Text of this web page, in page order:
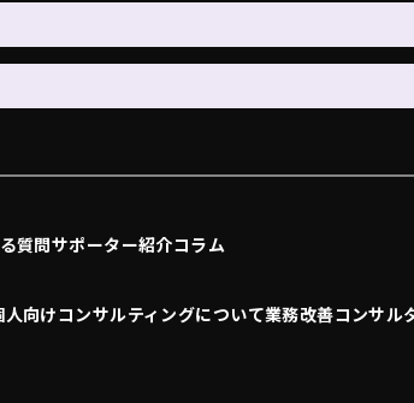
質問サポーター紹介コラム
人向けコンサルティングについて業務改善コンサル